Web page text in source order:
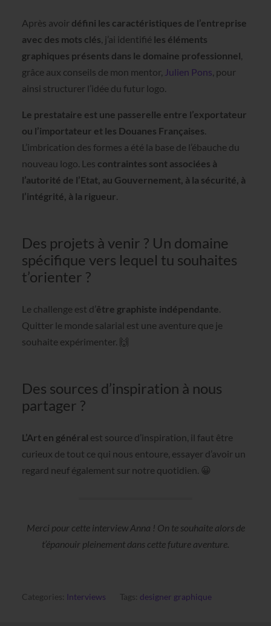
Après avoir défini les caractéristiques de l’entreprise
avec des mots clés , j’ai identifié les éléments
graphiques présents dans le domaine professionnel
grâce aux conseils de mon mentor, Julien Pons , pour
ainsi structurer l’idée du futur logo.
Le prestataire est une passerelle entre l’exportateur
ou l’importateur et les Douanes Françaises.
L’imbrication des formes a été la base de l’ébauche du
nouveau logo. Les contraintes sont associées à
l’autorité de l’Etat, au Gouvernement, à la sécurité, à
l’intégrité, à la rigueur.
Des projets à venir ? Un domaine
spécifique vers lequel tu souhaites
t’orienter ?
Le challenge est d’être graphiste indépendante.
Quitter le monde salarial est une aventure que je
souhaite expérimenter. 🙌
Des sources d’inspiration à nous
partager ?
L’Art en général est source d’inspiration, il faut être
curieux de tout ce qui nous entoure, essayer d’avoir un
regard neuf également sur notre quotidien. 😀
Merci pour cette interview Anna ! On te souhaite alors de
t’épanouir pleinement dans cette future aventure.
Categories: Interviews Tags: designer graphique